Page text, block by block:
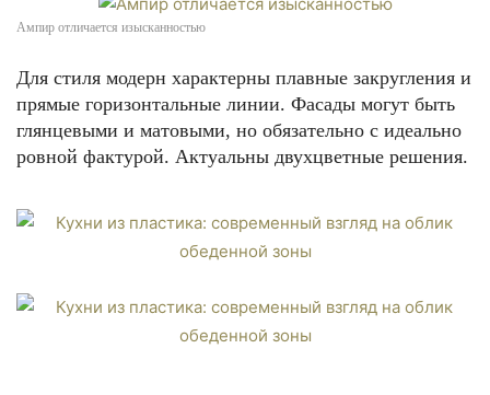
Ампир отличается изысканностью
Для стиля модерн характерны плавные закругления и
прямые горизонтальные линии. Фасады могут быть
глянцевыми и матовыми, но обязательно с идеально
ровной фактурой. Актуальны двухцветные решения.